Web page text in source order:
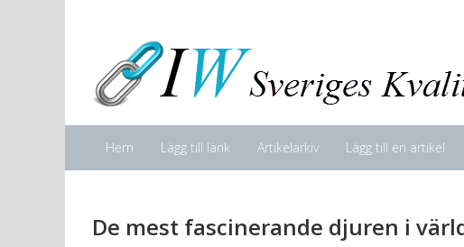
Hem Lägg till länk Artikelarkiv Lägg till en artikel
De mest fascinerande djuren i